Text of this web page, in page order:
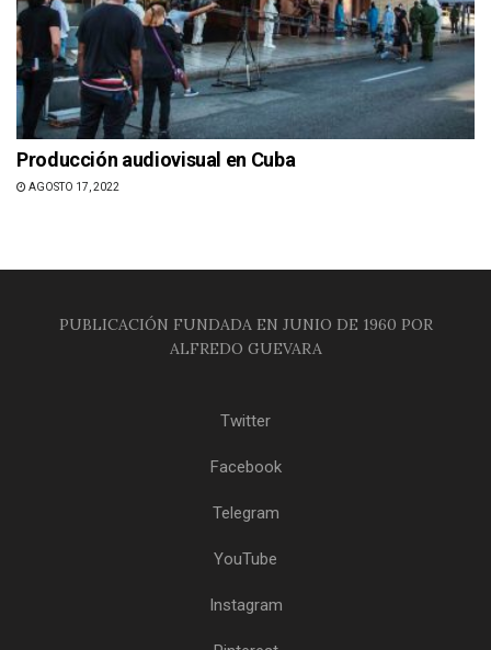
Producción audiovisual en Cuba
AGOSTO 17, 2022
PUBLICACIÓN FUNDADA EN JUNIO DE 1960 POR
ALFREDO GUEVARA
Twitter
Facebook
Telegram
YouTube
Instagram